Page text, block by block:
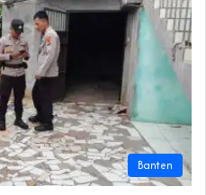
Banten